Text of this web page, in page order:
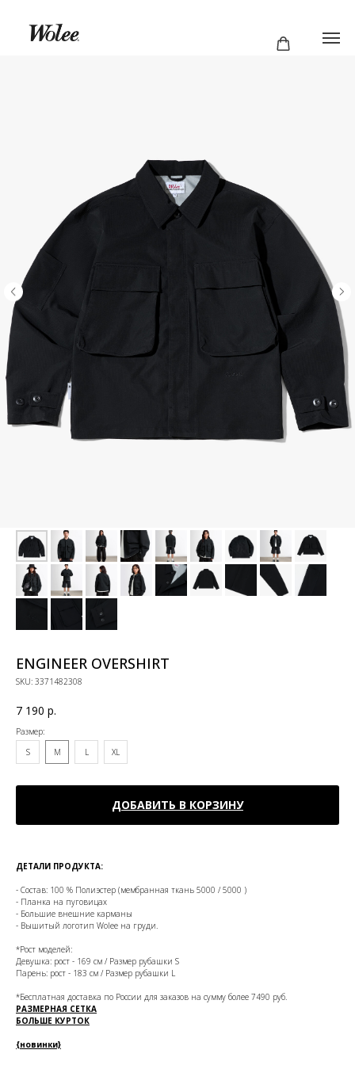
ENGINEER OVERSHIRT
SKU: 3371482308
7 190 р.
Размер:
S
M L XL
ДОБАВИТЬ В КОРЗИНУ
ДЕТАЛИ ПРОДУКТА:
- Состав: 100 % Полиэстер (мембранная ткань 5000 / 5000 )
- Планка на пуговицах
- Большие внешние карманы
- Вышитый логотип Wolee на груди.
*Рост моделей:
Девушка: рост - 169 см / Размер рубашки S
Парень: рост - 183 см / Размер рубашки L
*Бесплатная доставка по России для заказов на сумму более 7490 руб.
РАЗМЕРНАЯ СЕТКА
БОЛЬШЕ КУРТОК
{новинки}